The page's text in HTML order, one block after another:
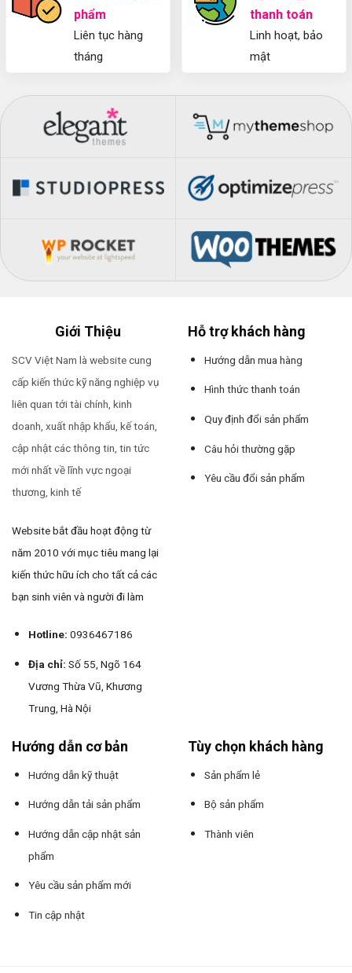
phẩm
Liên tục hàng
tháng
thanh toán
Linh hoạt, bảo
mật
Giới Thiệu
SCV Việt Nam là website cung
cấp kiến thức kỹ năng nghiệp vụ
liên quan tới tài chính, kinh
doanh, xuất nhập khẩu, kế toán,
cập nhật các thông tin, tin tức
mới nhất về lĩnh vực ngoại
thương, kinh tế
Website bắt đầu hoạt động từ
năm 2010 với mục tiêu mang lại
kiến thức hữu ích cho tất cả các
bạn sinh viên và người đi làm
Hotline: 0936467186
Địa chỉ: Số 55, Ngõ 164
Vương Thừa Vũ, Khương
Trung, Hà Nội
Hỗ trợ khách hàng
Hướng dẫn mua hàng
Hình thức thanh toán
Quy định đổi sản phẩm
Câu hỏi thường gặp
Yêu cầu đổi sản phẩm
Hướng dẫn cơ bản
Hướng dẫn kỹ thuật
Hướng dẫn tải sản phẩm
Hướng dẫn cập nhật sản
phẩm
Yêu cầu sản phẩm mới
Tin cập nhật
Tùy chọn khách hàng
Sản phẩm lẻ
Bộ sản phẩm
Thành viên